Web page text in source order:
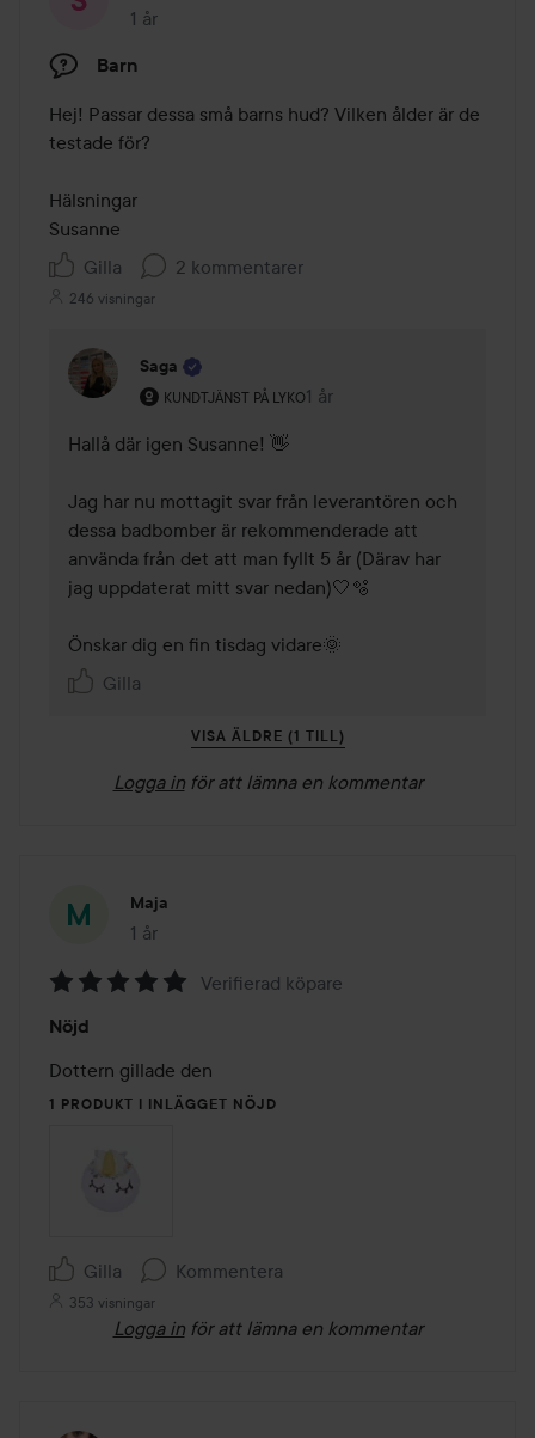
1 år
Inlägget skapades 1 år
Barn
Hej! Passar dessa små barns hud? Vilken ålder är de
testade för?
Hälsningar
Susanne
Gilla
2 kommentarer
246 visningar
Saga
KUNDTJÄNST PÅ LYKO
Användarens roll: Kundtjänst på Lyko.
1 år
Kommentaren lades 1 år
Hallå där igen Susanne! 👋
Jag har nu mottagit svar från leverantören och
dessa badbomber är rekommenderade att
använda från det att man fyllt 5 år (Därav har
jag uppdaterat mitt svar nedan)🤍🫧
Önskar dig en fin tisdag vidare🌞
Gilla
VISA ÄLDRE (1 TILL)
Logga in för att lämna en kommentar
Maja
1 år
Inlägget skapades 1 år
5
av
5
Verifierad köpare
Nöjd
Dottern gillade den
1 PRODUKT I INLÄGGET NÖJD
Gilla Kommentera
353 visningar
Logga in för att lämna en kommentar